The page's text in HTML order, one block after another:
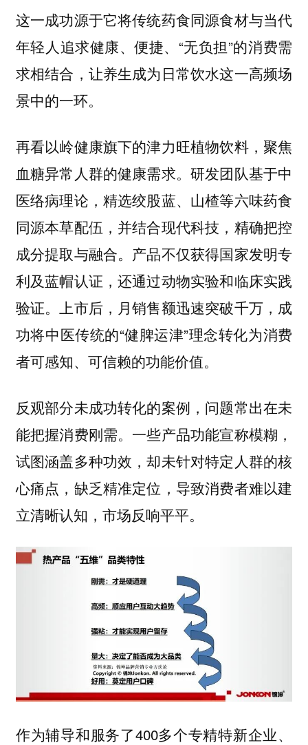
这一成功源于它将传统药食同源食材与当代
年轻人追求健康、便捷、“无负担”的消费需
求相结合，让养生成为日常饮水这一高频场
景中的一环。
再看以岭健康旗下的津力旺植物饮料，聚焦
血糖异常人群的健康需求。研发团队基于中
医络病理论，精选绞股蓝、山楂等六味药食
同源本草配伍，并结合现代科技，精确把控
成分提取与融合。产品不仅获得国家发明专
利及蓝帽认证，还通过动物实验和临床实践
验证。上市后，月销售额迅速突破千万，成
功将中医传统的“健脾运津”理念转化为消费
者可感知、可信赖的功能价值。
反观部分未成功转化的案例，问题常出在未
能把握消费刚需。一些产品功能宣称模糊，
试图涵盖多种功效，却未针对特定人群的核
心痛点，缺乏精准定位，导致消费者难以建
立清晰认知，市场反响平平。
作为辅导和服务了400多个专精特新企业、